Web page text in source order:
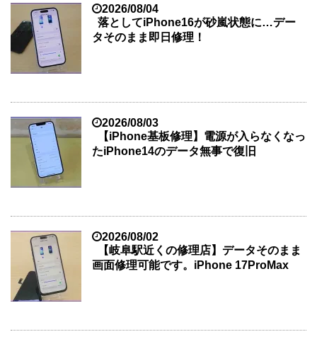
2026/08/04
落としてiPhone16が砂嵐状態に…デー
タそのまま即日修理！
2026/08/03
【iPhone基板修理】電源が入らなくなっ
たiPhone14のデータ無事で復旧
2026/08/02
【岐阜駅近くの修理店】データそのまま
画面修理可能です。iPhone 17ProMax